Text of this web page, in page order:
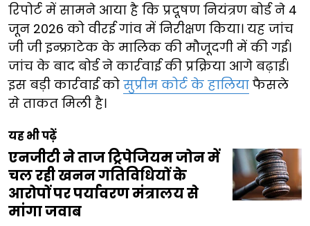
रिपोर्ट में सामने आया है कि प्रदूषण नियंत्रण बोर्ड ने 4
जून 2026 को वीरई गांव में निरीक्षण किया। यह जांच
जी जी इन्फ्राटेक के मालिक की मौजूदगी में की गई।
जांच के बाद बोर्ड ने कार्रवाई की प्रक्रिया आगे बढ़ाई।
इस बड़ी कार्रवाई को सुप्रीम कोर्ट के हालिया फैसले
से ताकत मिली है।
यह भी पढ़ें
एनजीटी ने ताज ट्रिपेजियम जोन में
चल रही खनन गतिविधियों के
आरोपों पर पर्यावरण मंत्रालय से
मांगा जवाब